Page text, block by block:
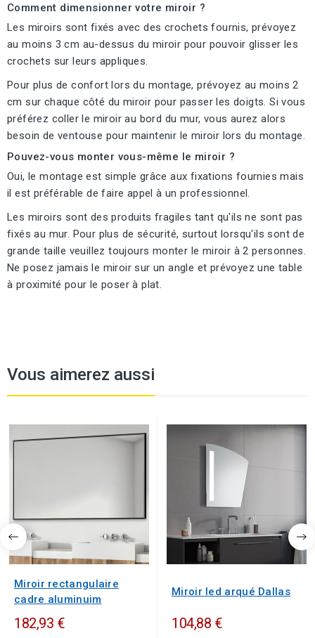
Comment dimensionner votre miroir ?
Les miroirs sont fixés avec des crochets fournis, prévoyez
au moins 3 cm au-dessus du miroir pour pouvoir glisser les
crochets sur leurs appliques.
Pour plus de confort lors du montage, prévoyez au moins 2
cm sur chaque côté du miroir pour passer les doigts. Si vous
préférez coller le miroir au bord du mur, vous aurez alors
besoin de ventouse pour maintenir le miroir lors du montage.
Pouvez-vous monter vous-même le miroir ?
Oui, le montage est simple grâce aux fixations fournies mais
il est préférable de faire appel à un professionnel.
Les miroirs sont des produits fragiles tant qu'ils ne sont pas
fixés au mur. Pour plus de sécurité, surtout lorsqu'ils sont de
grande taille veuillez toujours monter le miroir à 2 personnes.
Ne posez jamais le miroir sur un angle et prévoyez une table
à proximité pour le poser à plat.
Vous aimerez aussi
Miroir rectangulaire
cadre aluminuim
182,93 €
Miroir led arqué Dallas
104,88 €